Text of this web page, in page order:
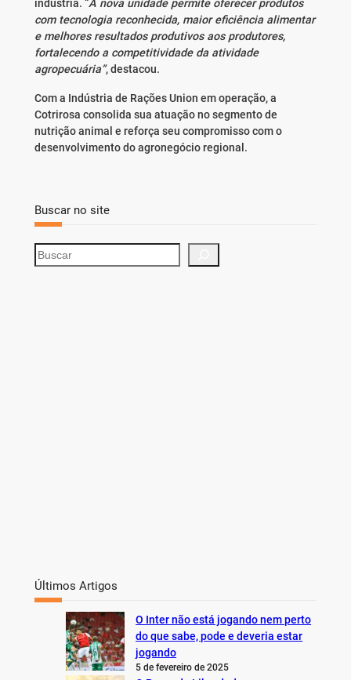
indústria. “A nova unidade permite oferecer produtos
com tecnologia reconhecida, maior eficiência alimentar
e melhores resultados produtivos aos produtores,
fortalecendo a competitividade da atividade
agropecuária”, destacou.
Com a Indústria de Rações Union em operação, a
Cotrirosa consolida sua atuação no segmento de
nutrição animal e reforça seu compromisso com o
desenvolvimento do agronegócio regional.
Buscar no site
S
e
Últimos Artigos
O Inter não está jogando nem perto
do que sabe, pode e deveria estar
jogando
5 de fevereiro de 2025
O Preço da Liberdade